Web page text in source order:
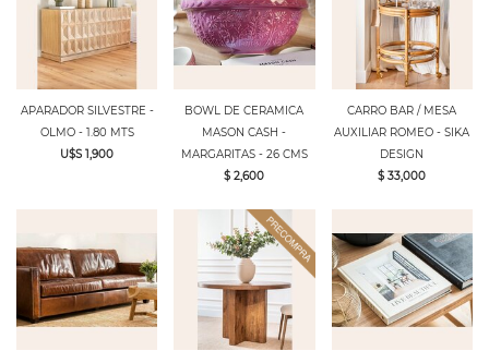
APARADOR SILVESTRE -
OLMO - 1.80 MTS
U$S 1,900
BOWL DE CERAMICA
MASON CASH -
MARGARITAS - 26 CMS
$ 2,600
CARRO BAR / MESA
AUXILIAR ROMEO - SIKA
DESIGN
$ 33,000